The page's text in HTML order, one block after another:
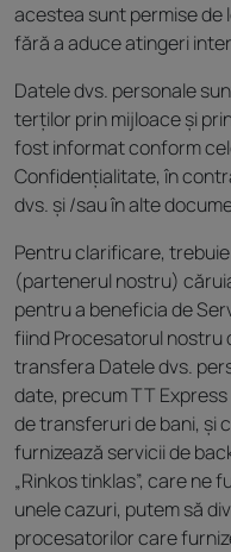
acestea sunt permise de
fără a aduce atingeri
Datele dvs. personale
terților prin mijloace și
fost informat conform
Confidențialitate, în
dvs. și /sau în alte
Pentru clarificare,
(partenerul nostru)
pentru a beneficia de
fiind Procesatorul nostru
transfera Datele dvs.
date, precum TT
de transferuri de bani, și
furnizează servicii de
„Rinkos tinklas”, care ne
unele cazuri, putem să
procesatorilor care